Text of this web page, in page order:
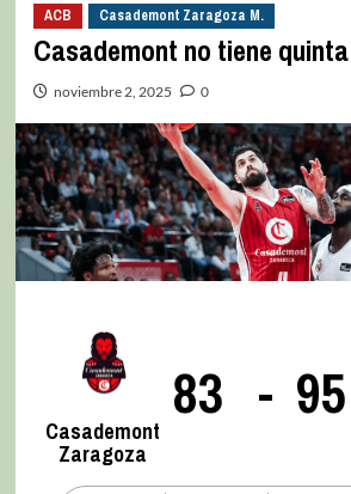
ACB Casademont Zaragoza M.
Casademont no tiene
noviembre 2, 2025 0
Casademont
Zaragoza
83 - 95